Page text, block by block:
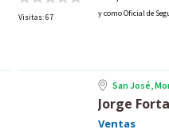
Visitas: 67
y como Oficial de
San José,
Jorge
Ventas